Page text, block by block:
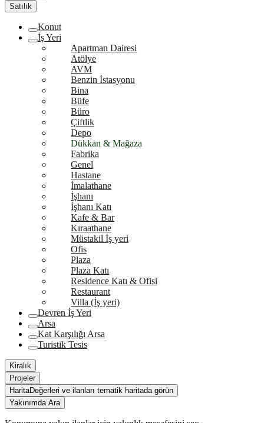
Satılık
Konut
İş Yeri
Apartman Dairesi
Atölye
AVM
Benzin İstasyonu
Bina
Büfe
Büro
Çiftlik
Depo
Dükkan & Mağaza
Fabrika
Genel
Hastane
İmalathane
İşhanı
İşhanı Katı
Kafe & Bar
Kıraathane
Müstakil İş yeri
Ofis
Plaza
Plaza Katı
Residence Katı & Ofisi
Restaurant
Villa (İş yeri)
Devren İş Yeri
Arsa
Kat Karşılığı Arsa
Turistik Tesis
Kiralık
Projeler
HaritaDeğerleri ve ilanları tematik haritada görün
Yakınımda Ara